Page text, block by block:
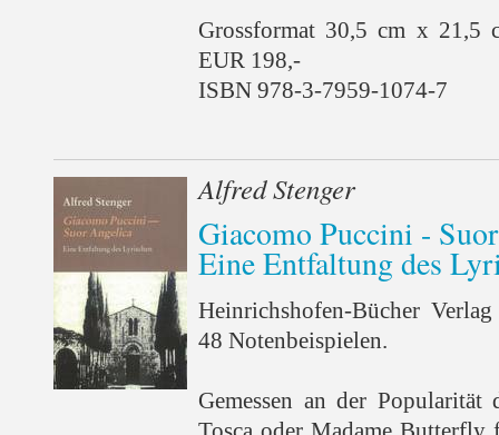
Grossformat 30,5 cm x 21,5
EUR 198,-
ISBN 978-3-7959-1074-7
Alfred Stenger
Giacomo Puccini -
Eine Entfaltung des
Heinrichshofen-Bücher
48 Notenbeispielen.
Gemessen an der